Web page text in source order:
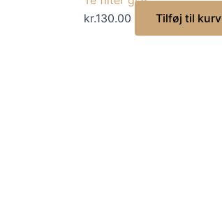
kr.130.00 Tilføj til kurv